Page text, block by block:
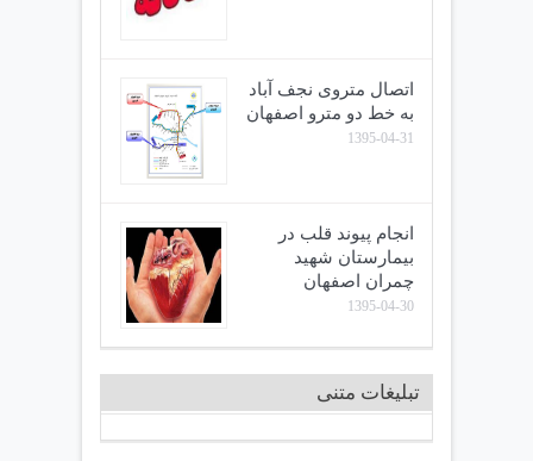
اتصال متروی نجف آباد
به خط دو مترو اصفهان
1395-04-31
انجام پیوند قلب در
بیمارستان شهید
چمران اصفهان
1395-04-30
تبلیغات متنی